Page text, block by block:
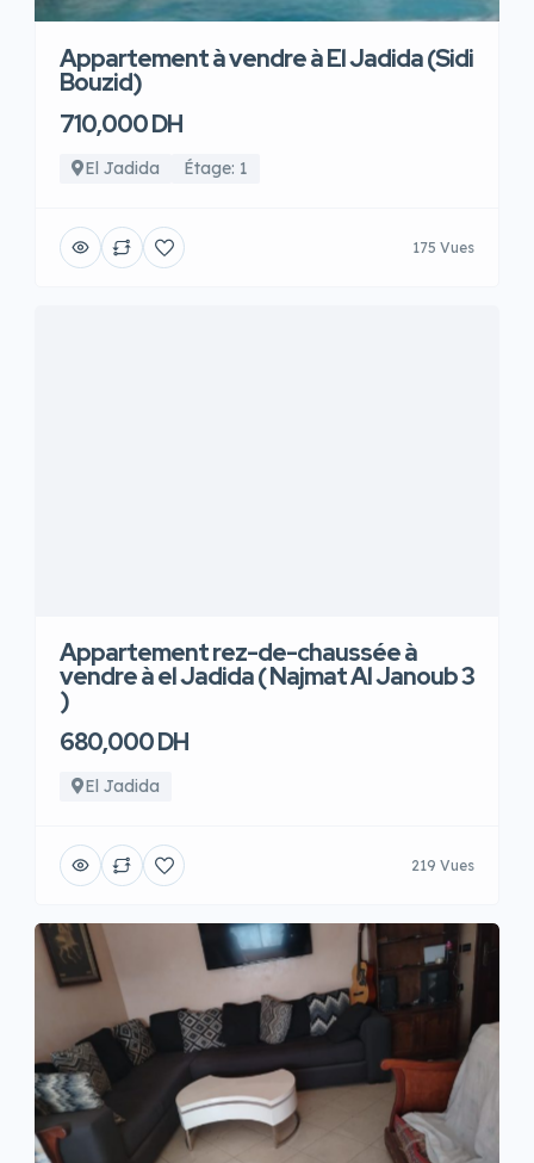
Appartement à vendre à El Jadida (Sidi
Bouzid)
710,000 DH
El Jadida Étage: 1
175 Vues
Appartement rez-de-chaussée à
vendre à el Jadida ( Najmat Al Janoub 3
)
680,000 DH
El Jadida
219 Vues